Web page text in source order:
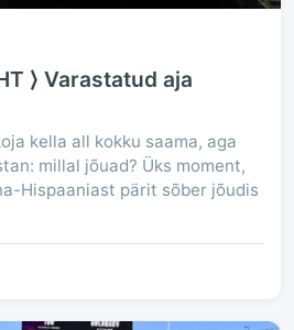
⟩ Varastatud aja
kella all kokku saama, aga
millal jõuad? Üks moment,
Hispaaniast pärit sõber jõudis